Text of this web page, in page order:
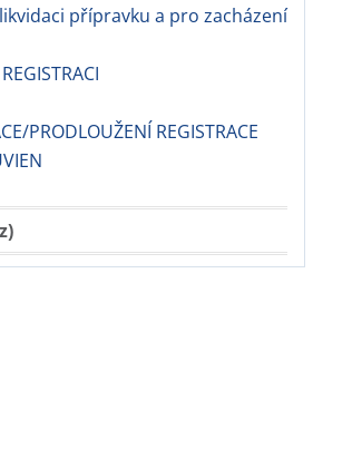
přípravku a pro zacházení
PRODLOUŽENÍ REGISTRACE